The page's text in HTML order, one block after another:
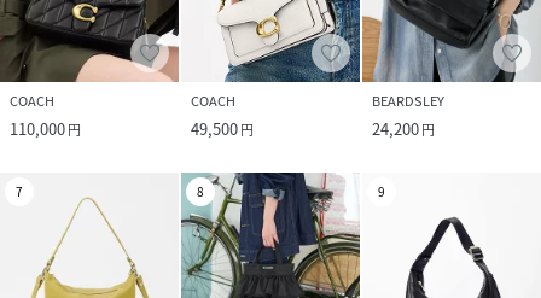
COACH
110,000円
COACH
49,500円
BEARDSLEY
24,200円
7 8 9